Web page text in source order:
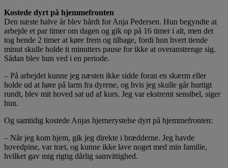
Kostede dyrt på hjemmefronten
Den næste halve år blev hårdt for Anja Pedersen. Hun begyndte at
arbejde et par timer om dagen og gik op på 16 timer i alt, men det
tog hende 2 timer at køre frem og tilbage, fordi hun hvert tiende
minut skulle holde ti minutters pause for ikke at overanstrenge sig.
Sådan blev hun ved i en periode.
– På arbejdet kunne jeg næsten ikke sidde foran en skærm eller
holde ud at høre på larm fra dyrene, og hvis jeg skulle går hurtigt
rundt, blev mit hoved sat ud af kurs. Jeg var ekstremt sensibel, siger
hun.
Og samtidig kostede Anjas hjernerystelse dyrt på hjemmefronten:
– Når jeg kom hjem, gik jeg direkte i brædderne. Jeg havde
hovedpine, var træt, og kunne ikke lave noget med min familie,
hvilket gav mig rigtig dårlig samvittighed.